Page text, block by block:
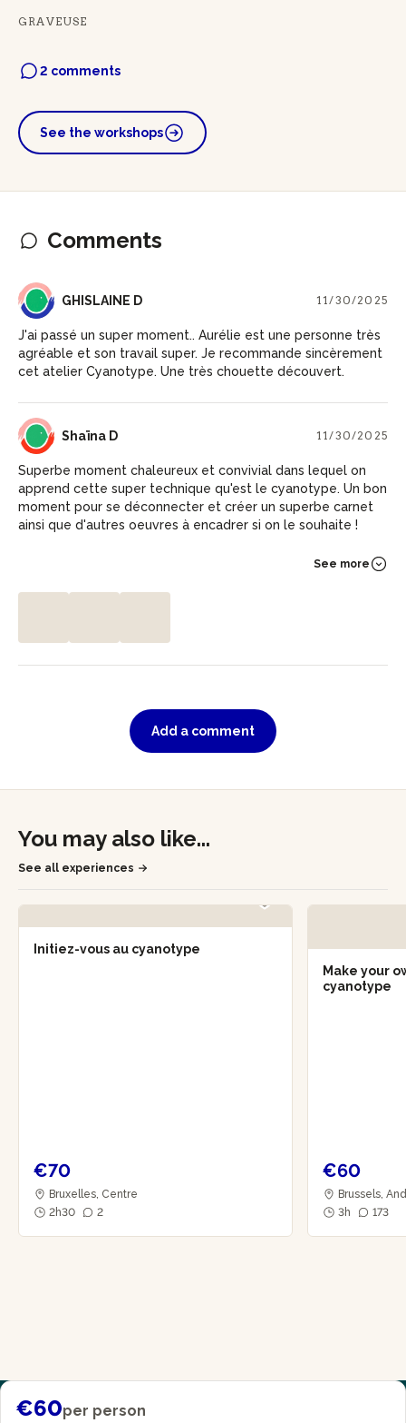
GRAVEUSE
2 comments
See the workshops
Comments
GD GHISLAINE D 11/30/2025
J'ai passé un super moment.. Aurélie est une personne très
agréable et son travail super. Je recommande sincèrement
cet atelier Cyanotype. Une très chouette découvert.
SD Shaïna D 11/30/2025
Superbe moment chaleureux et convivial dans lequel on
apprend cette super technique qu'est le cyanotype. Un bon
moment pour se déconnecter et créer un superbe carnet
ainsi que d'autres oeuvres à encadrer si on le souhaite !
See more
Add a comment
You may also like...
See all experiences
Initiez-vous au cyanotype
€70
Bruxelles, Centre
2h30
2
Make your
cyanotype
€60
Brussels,
3h
173
€60per person